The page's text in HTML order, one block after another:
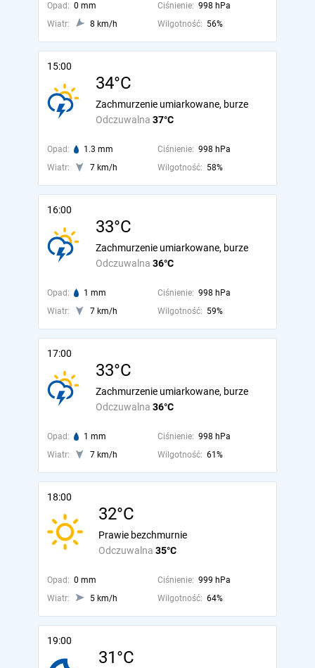
Opad: 0 mm Ciśnienie: 998 hPa
Wiatr:
8 km/h Wilgotność: 56%
15:00
34°C
Odczuwalna 37°C
Zachmurzenie umiarkowane, burze
Opad: 1.3 mm Ciśnienie: 998 hPa
Wiatr:
7 km/h Wilgotność: 58%
16:00
33°C
Odczuwalna 36°C
Zachmurzenie umiarkowane, burze
Opad: 1 mm Ciśnienie: 998 hPa
Wiatr:
7 km/h Wilgotność: 59%
17:00
33°C
Odczuwalna 36°C
Zachmurzenie umiarkowane, burze
Opad: 1 mm Ciśnienie: 998 hPa
Wiatr:
7 km/h Wilgotność: 61%
18:00
32°C
Odczuwalna 35°C
Prawie bezchmurnie
Opad: 0 mm Ciśnienie: 999 hPa
Wiatr:
5 km/h Wilgotność: 64%
19:00
31°C